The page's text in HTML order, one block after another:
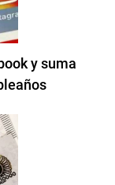
y suma